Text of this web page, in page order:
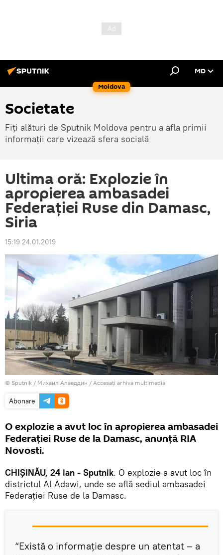
Moldova
MD
Societate
Fiți alături de Sputnik Moldova pentru a afla primii
informații care vizează sfera socială
Ultima oră: Explozie în
apropierea ambasadei
Federației Ruse din Damasc,
Siria
15:19 24.01.2019
© Sputnik / Михаил Алаеддин / Accesați arhiva multimedia
Abonare
O explozie a avut loc în apropierea ambasadei
Federației Ruse de la Damasc, anunță RIA
Novosti.
CHIȘINĂU, 24 ian - Sputnik. O explozie a avut loc în
districtul Al Adawi, unde se află sediul ambasadei
Federației Ruse de la Damasc.
“Există o informație despre un atentat – a